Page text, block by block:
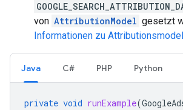
von AttributionModel gesetzt
Informationen zu
Java C# PHP Python
private void runExample(